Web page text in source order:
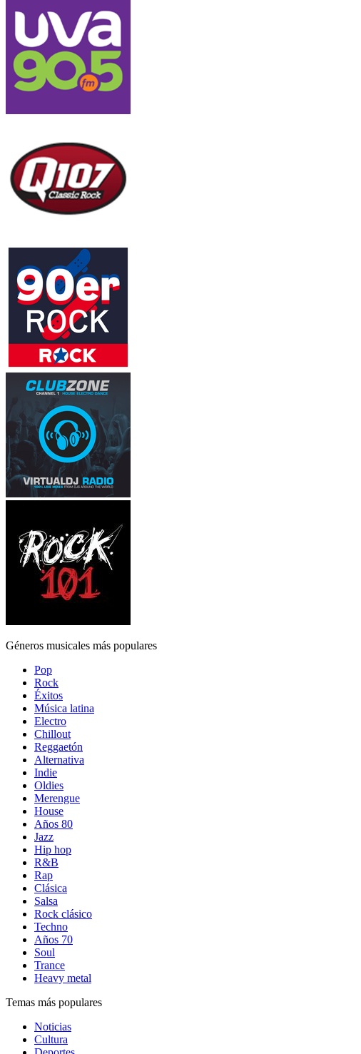
Géneros musicales más populares
Pop
Rock
Éxitos
Música latina
Electro
Chillout
Reggaetón
Alternativa
Indie
Oldies
Merengue
House
Años 80
Jazz
Hip hop
R&B
Rap
Clásica
Salsa
Rock clásico
Techno
Años 70
Soul
Trance
Heavy metal
Temas más populares
Noticias
Cultura